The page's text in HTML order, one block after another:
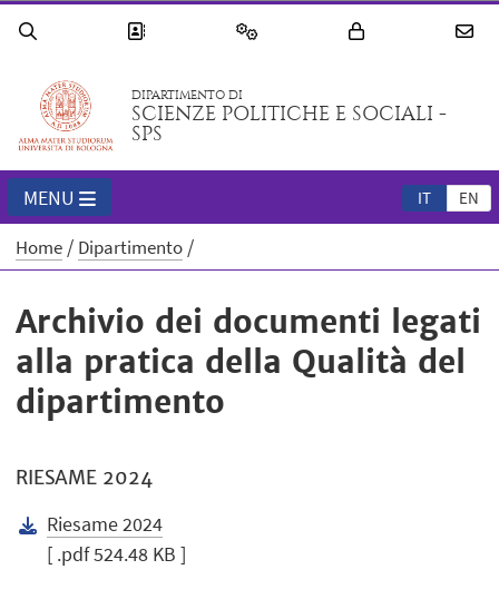
DIPARTIMENTO DI
SCIENZE POLITICHE E SOCIALI -
SPS
IT EN
MENU
Home Dipartimento
Archivio dei documenti legati
alla pratica della Qualità del
dipartimento
RIESAME 2024
Riesame 2024
[ .pdf 524.48 KB ]